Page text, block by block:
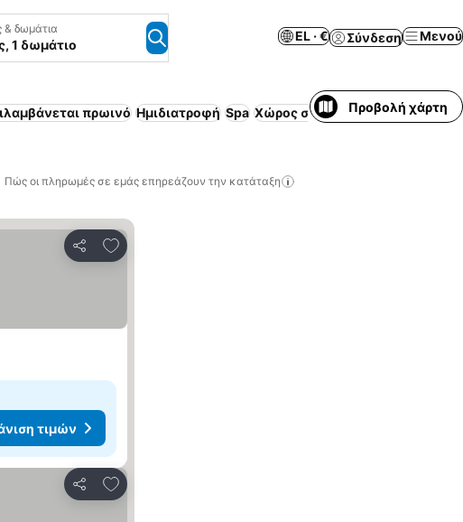
& δωμάτια
1 δωμάτιο
EL · € Σύνδεση Μενού
πρωινό Ημιδιατροφή Spa Χώρος στάθμευσηςΠροβολή χάρτη
Πώς οι πληρωμές σε εμάς επηρεάζουν την κατάταξη
Κοινοποίηση
Προσθήκη στα αγαπημένα
τιμών
Κοινοποίηση
Προσθήκη στα αγαπημένα